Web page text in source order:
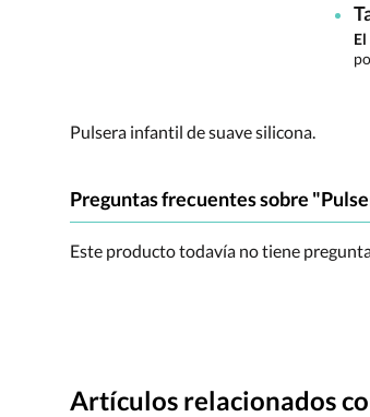
Pulsera infantil de suave silicona.
Preguntas frecuentes sobre
Este producto todavía no tiene
Artículos relacionados